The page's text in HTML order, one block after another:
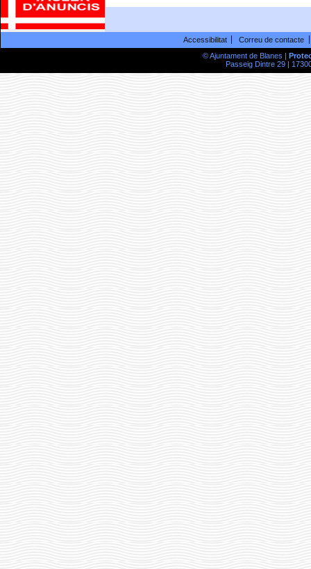
Accessibilitat
Correu de contacte
© Ajuntament de Blanes |
Passeig Dintre 29 |